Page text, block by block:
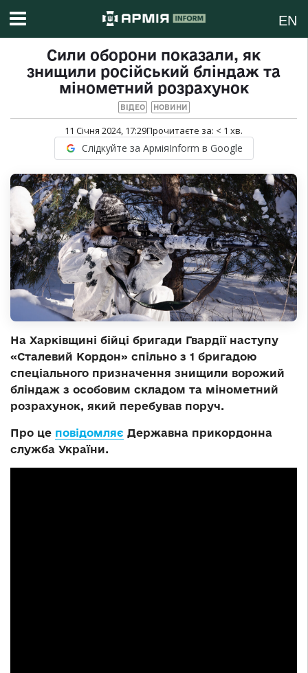
EN
Сили оборони показали, як
знищили російський бліндаж та
мінометний розрахунок
ВІДЕО НОВИНИ
11 Січня 2024, 17:29Прочитаєте за: < 1 хв.
Слідкуйте за АрміяInform в Google
На Харківщині бійці бригади Гвардії наступу
«Сталевий Кордон» спільно з 1 бригадою
спеціального призначення знищили ворожий
бліндаж з особовим складом та мінометний
розрахунок, який перебував поруч.
Про це повідомляє Державна прикордонна
служба України.